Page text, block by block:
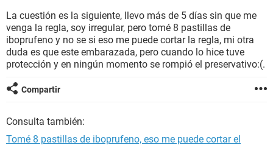
SEXUALIDAD
GLOSARIO
La cuestión es la siguiente, llevo más de 5 días sin que me
venga la regla, soy irregular, pero tomé 8 pastillas de
iboprufeno y no se si eso me puede cortar la regla, mi otra
duda es que este embarazada, pero cuando lo hice tuve
protección y en ningún momento se rompió el preservativo:(.
Compartir
Consulta también:
Tomé 8 pastillas de iboprufeno, eso me puede cortar el